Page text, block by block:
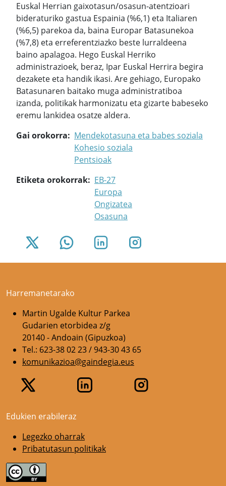
Euskal Herrian gaixotasun/osasun-atentzioari
bideraturiko gastua Espainia (%6,1) eta Italiaren
(%6,5) parekoa da, baina Europar Batasunekoa
(%7,8) eta erreferentziazko beste lurraldeena
baino apalagoa. Hego Euskal Herriko
administrazioek, beraz, Ipar Euskal Herrira begira
dezakete eta handik ikasi. Are gehiago, Europako
Batasunaren baitako muga administratiboa
izanda, politikak harmonizatu eta gizarte babeseko
eremu lankidea osatze aldera.
Gai orokorra
Mendekotasuna eta babes soziala
Kohesio soziala
Pentsioak
Etiketa orokorrak
EB-27
Europa
Ongizatea
Osasuna
Harremanetarako
Martin Ugalde Kultur Parkea
Gudarien etorbidea z/g
20140 - Andoain (Gipuzkoa)
Tel.: 623-38 02 23 / 943-30 43 65
komunikazioa@gaindegia.eus
Edukien erabileraz
Legezko oharrak
Pribatutasun politikak